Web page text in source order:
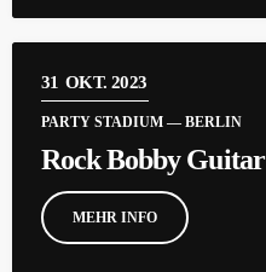
31 OKT. 2023
PARTY STADIUM — BERLIN
Rock Bobby Guitar
MEHR INFO